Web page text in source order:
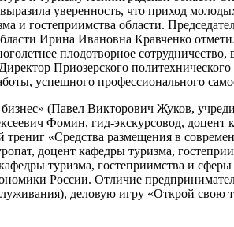
уверенность, что приход
и гостеприимства области.
Ирина Ивановна Кравченко
плодотворное сотрудничество,
Приозерского
успешного профессионального
(Павел Викторович Жуков,
Фомин, гид-экскурсовод, доцент
«Средства размещения в
доцент кафедры туризма,
туризма, гостеприимства и
России. Отличие
деловую игру «Открой свою